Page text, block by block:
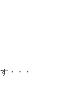
・・・